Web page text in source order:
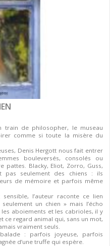
train de philosopher, le museau
comme si toute la misère du
Denis Hergott nous fait entrer
bouleversés, consolés ou
pattes. Blacky, Eliot, Zorro, Guss,
seulement des chiens : ils
de mémoire et parfois même
l’auteur raconte ce lien
un chien » mais l’écho
aboiements et les cabrioles, il y
ce regard animal qui, sans un mot,
vraiment seuls.
: parfois joyeuse, parfois
d’une truffe qui espère.